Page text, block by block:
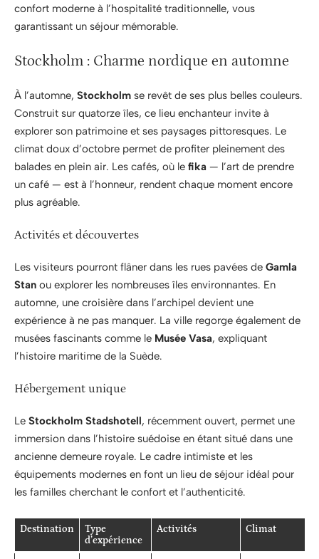
confort moderne à l’hospitalité traditionnelle, vous
garantissant un séjour mémorable.
Stockholm : Charme nordique en automne
À l’automne, Stockholm se revêt de ses plus belles couleurs.
Construit sur quatorze îles, ce lieu enchanteur invite à
explorer son patrimoine et ses paysages pittoresques. Le
climat doux d’octobre permet de profiter pleinement des
balades en plein air. Les cafés, où le fika — l’art de prendre
un café — est à l’honneur, rendent chaque moment encore
plus agréable.
Activités et découvertes
Les visiteurs pourront flâner dans les rues pavées de Gamla
Stan ou explorer les nombreuses îles environnantes. En
automne, une croisière dans l’archipel devient une
expérience à ne pas manquer. La ville regorge également de
musées fascinants comme le Musée Vasa, expliquant
l’histoire maritime de la Suède.
Hébergement unique
Le Stockholm Stadshotell, récemment ouvert, permet une
immersion dans l’histoire suédoise en étant situé dans une
ancienne demeure royale. Le cadre intimiste et les
équipements modernes en font un lieu de séjour idéal pour
les familles cherchant le confort et l’authenticité.
Destination
Type
d’expérience
Activités Climat